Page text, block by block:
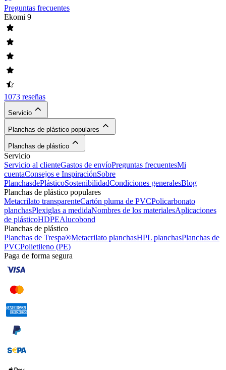
Preguntas frecuentes
Ekomi 9
1073 reseñas
Servicio
Planchas de plástico populares
Planchas de plástico
Servicio
Servicio al clienteGastos de envíoPreguntas frecuentesMi
cuentaConsejos e InspiraciónSobre
PlanchasdePlásticoSostenibilidadCondiciones generalesBlog
Planchas de plástico populares
Metacrilato transparenteCartón pluma de PVCPolicarbonato
planchasPlexiglas a medidaNombres de los materialesAplicaciones
de plásticoHDPEAlucobond
Planchas de plástico
Planchas de Trespa®Metacrilato planchasHPL planchasPlanchas de
PVCPolietileno (PE)
Paga de forma segura